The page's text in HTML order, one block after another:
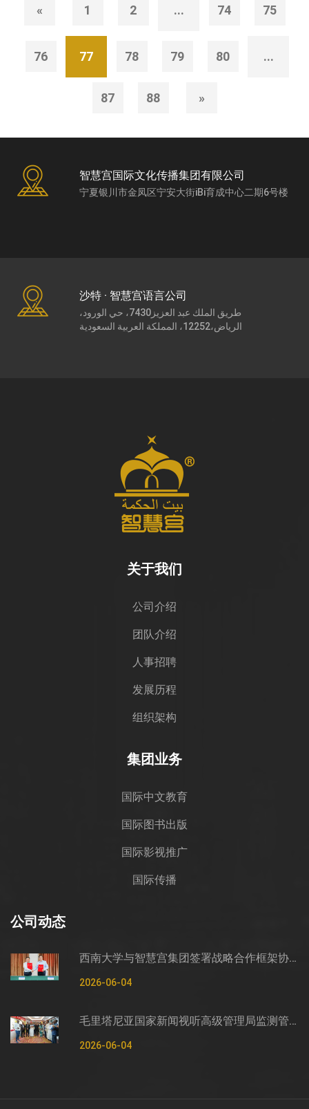
« 1 2 ... 74 75
76 77 78 79 80 ...
87 88 »
智慧宫国际文化传播集团有限公司
宁夏银川市金凤区宁安大街iBi育成中心二期6号楼
沙特 · 智慧宫语言公司
طريق الملك عبد العزيز7430، حي الورود،
الرياض،12252، المملكة العربية السعودية
关于我们
公司介绍
团队介绍
人事招聘
发展历程
组织架构
集团业务
国际中文教育
国际图书出版
国际影视推广
国际传播
公司动态
西南大学与智慧宫集团签署战略合作框架协议
2026-06-04
毛里塔尼亚国家新闻视听高级管理局监测管控司司长穆罕默德·哈桑·埃萨利姆一行莅临智慧宫调研
2026-06-04